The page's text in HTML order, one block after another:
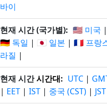
바이
현재 시간 (국가별): 🇺🇸 미국 |
🇩🇪 독일 | 🇯🇵 일본 | 🇫🇷 프랑
라질 |
현재 시간시간대: UTC |
| EET | IST | 중국 (CST) | JST